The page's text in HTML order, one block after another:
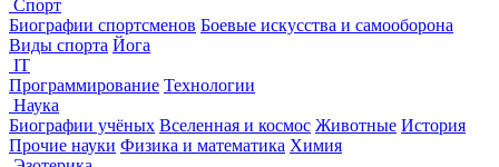
Спорт
Биографии спортсменов Боевые искусства и самооборона
Виды спорта Йога
IT
Программирование Технологии
Наука
Биографии учёных Вселенная и космос Животные История
Прочие науки Физика и математика Химия